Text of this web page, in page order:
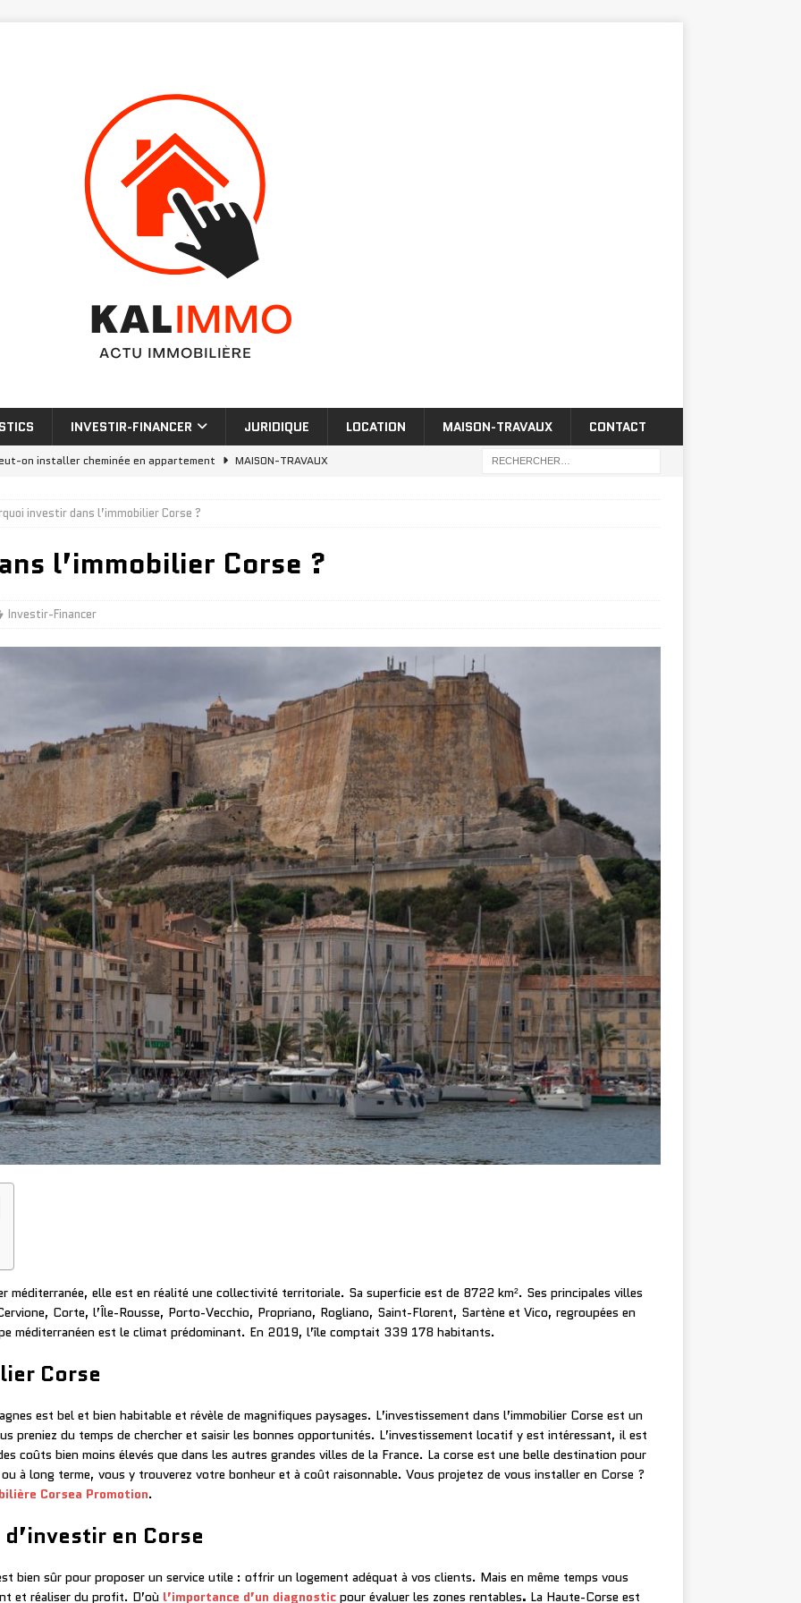
INVESTIR-FINANCER JURIDIQUE LOCATION MAISON-TRAVAUX CONTACT
on installer cheminée en appartement
MAISON-TRAVAUX
dans un appartement a vendre dubai : rentabilité réelle
appartement Dubai : 7 quartiers où investir en 2026
investir dans l’immobilier Corse ?
l’immobilier Corse ?
Investir-Financer
méditerranée, elle est en réalité une collectivité territoriale. Sa superficie est de 8722 km². Ses principales villes
Corte, l’Île-Rousse, Porto-Vecchio, Propriano, Rogliano, Saint-Florent, Sartène et Vico, regroupées en
méditerranéen est le climat prédominant. En 2019, l’île comptait 339 178 habitants.
Corse
est bel et bien habitable et révèle de magnifiques paysages. L’investissement dans l’immobilier Corse est un
preniez du temps de chercher et saisir les bonnes opportunités. L’investissement locatif y est intéressant, il est
coûts bien moins élevés que dans les autres grandes villes de la France. La corse est une belle destination pour
à long terme, vous y trouverez votre bonheur et à coût raisonnable. Vous projetez de vous installer en Corse ?
Corsea Promotion.
en Corse
bien sûr pour proposer un service utile : offrir un logement adéquat à vos clients. Mais en même temps vous
et réaliser du profit. D’où l’importance d’un diagnostic pour évaluer les zones rentables. La Haute-Corse est